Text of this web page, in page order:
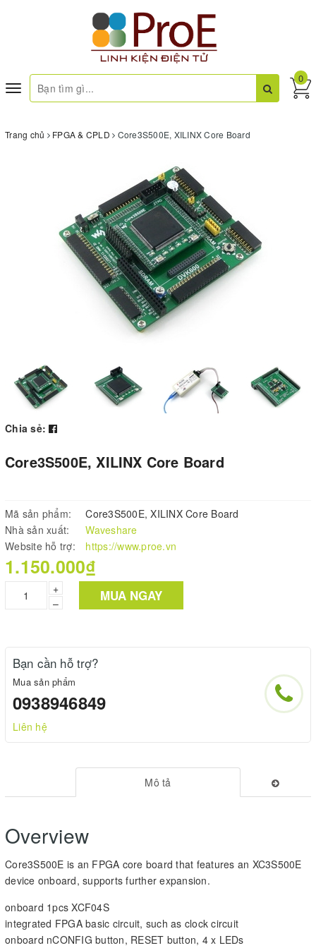
Toggle
navigation
0
Trang chủ FPGA & CPLD Core3S500E, XILINX Core Board
Chia sẻ:
Core3S500E, XILINX Core Board
Mã sản phẩm:
Core3S500E, XILINX Core Board
Nhà sản xuất:
Waveshare
Website hỗ trợ:
https://www.proe.vn
1.150.000₫
+
–
MUA NGAY
Bạn cần hỗ trợ?
Mua sản phẩm
0938946849
Liên hệ
Mô tả
Overview
Core3S500E is an FPGA core board that features an XC3S500E
device onboard, supports further expansion.
onboard 1pcs XCF04S
integrated FPGA basic circuit, such as clock circuit
onboard nCONFIG button, RESET button, 4 x LEDs